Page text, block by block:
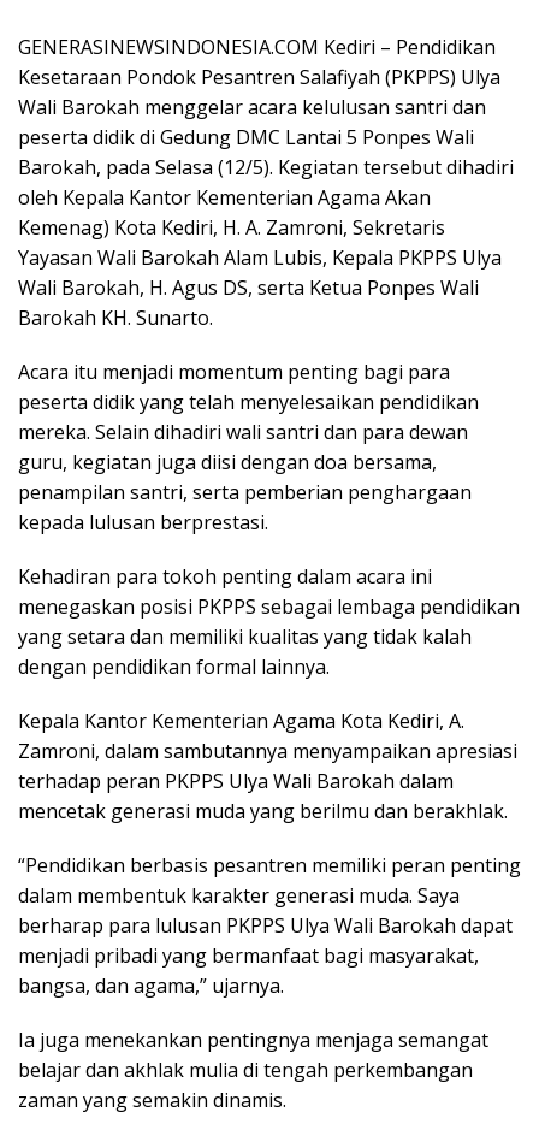
o
o
k
A
p
p
d
Pr
e
ss
ar
e
GENERASINEWSINDONESIA.COM Kediri – Pendidikan
Kesetaraan Pondok Pesantren Salafiyah (PKPPS) Ulya
Wali Barokah menggelar acara kelulusan santri dan
peserta didik di Gedung DMC Lantai 5 Ponpes Wali
Barokah, pada Selasa (12/5). Kegiatan tersebut dihadiri
oleh Kepala Kantor Kementerian Agama Akan
Kemenag) Kota Kediri, H. A. Zamroni, Sekretaris
Yayasan Wali Barokah Alam Lubis, Kepala PKPPS Ulya
Wali Barokah, H. Agus DS, serta Ketua Ponpes Wali
Barokah KH. Sunarto.
Acara itu menjadi momentum penting bagi para
peserta didik yang telah menyelesaikan pendidikan
mereka. Selain dihadiri wali santri dan para dewan
guru, kegiatan juga diisi dengan doa bersama,
penampilan santri, serta pemberian penghargaan
kepada lulusan berprestasi.
Kehadiran para tokoh penting dalam acara ini
menegaskan posisi PKPPS sebagai lembaga pendidikan
yang setara dan memiliki kualitas yang tidak kalah
dengan pendidikan formal lainnya.
Kepala Kantor Kementerian Agama Kota Kediri, A.
Zamroni, dalam sambutannya menyampaikan apresiasi
terhadap peran PKPPS Ulya Wali Barokah dalam
mencetak generasi muda yang berilmu dan berakhlak.
“Pendidikan berbasis pesantren memiliki peran penting
dalam membentuk karakter generasi muda. Saya
berharap para lulusan PKPPS Ulya Wali Barokah dapat
menjadi pribadi yang bermanfaat bagi masyarakat,
bangsa, dan agama,” ujarnya.
Ia juga menekankan pentingnya menjaga semangat
belajar dan akhlak mulia di tengah perkembangan
zaman yang semakin dinamis.